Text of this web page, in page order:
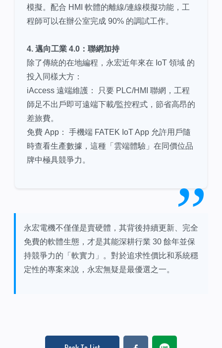
模擬。配合 HMI 軟體的離線/連線模擬功能，工
程師可以在辦公室完成 90% 的調試工作。
4. 邁向工業 4.0：聯網加持
除了傳統的在地編程，永宏近年來在 IoT 領域 的
投入同樣大方：
iAccess 遠端維護： 只要 PLC/HMI 聯網，工程
師足不出戶即可遠端下載/監控程式，節省高昂的
差旅費。
免費 App： 手機端 FATEK IoT App 允許用戶隨
時查看生產數據，這種「雲端體驗」在同價位品
牌中極具競爭力。
永宏電機不僅僅是賣硬體，其背後持續更新、完全
免費的軟體生態，才是其能深耕行業 30 餘年並保
持競爭力的「軟實力」。對於追求性價比和系統穩
定性的專案來說，永宏無疑是最優選之一。